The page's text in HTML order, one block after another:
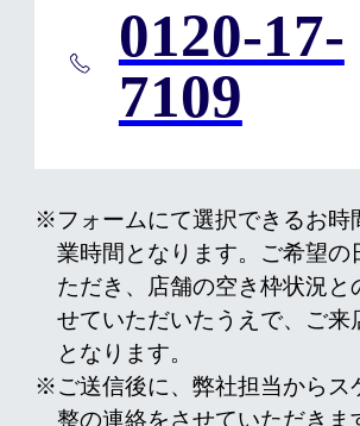
0120-17-
7109
※フォームにて選択できるお時
業時間となります。ご希望の
ただき、店舗の空き枠状況と
せていただいたうえで、ご来
となります。
※ご送信後に、弊社担当からス
整の連絡をさせていただきま